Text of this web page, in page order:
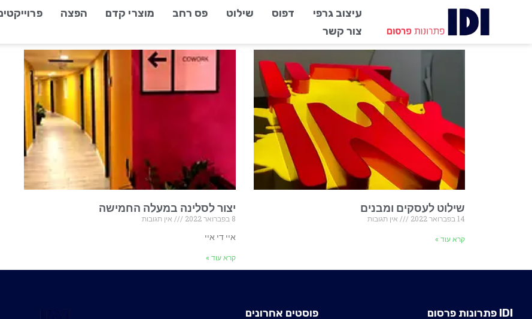
עיצוב גרפי דפוס שילוט פס רחב מוצרי קדם הפצה
צור קשר
שילוט לעסקים ומבנים
14 בפברואר 2022 אין תגובות
קרא עוד »
יצור לסלינה במעלה החמישה
8 בפברואר 2022
אין תגובות
איי די איי
קרא עוד »
IDI פתרונות פרסום פוסטים אחרונים